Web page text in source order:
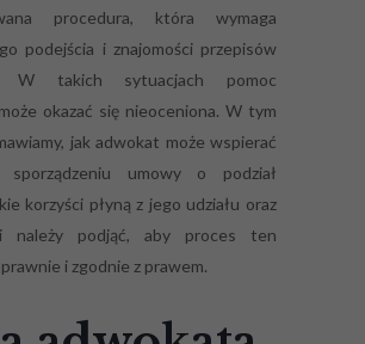
procedura, która wymaga
podejścia i znajomości przepisów
W takich sytuacjach pomoc
okazać się nieoceniona. W tym
jak adwokat może wspierać
umowy o podział
korzyści płyną z jego udziału oraz
należy podjąć, aby proces ten
i zgodnie z prawem.